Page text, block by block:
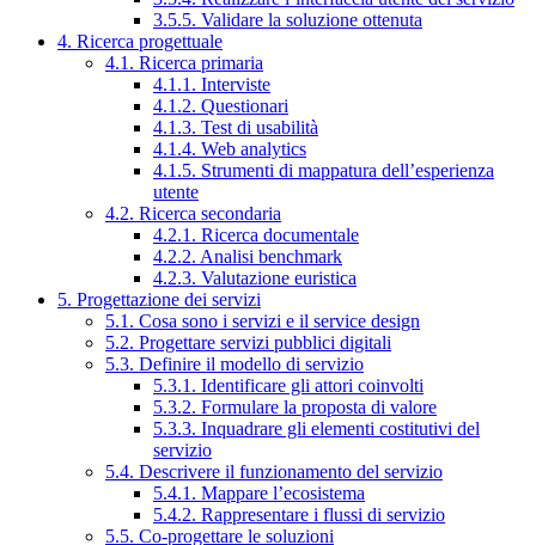
3.5.5. Validare la soluzione ottenuta
4. Ricerca progettuale
4.1. Ricerca primaria
4.1.1. Interviste
4.1.2. Questionari
4.1.3. Test di usabilità
4.1.4. Web analytics
4.1.5. Strumenti di mappatura dell’esperienza
utente
4.2. Ricerca secondaria
4.2.1. Ricerca documentale
4.2.2. Analisi benchmark
4.2.3. Valutazione euristica
5. Progettazione dei servizi
5.1. Cosa sono i servizi e il service design
5.2. Progettare servizi pubblici digitali
5.3. Definire il modello di servizio
5.3.1. Identificare gli attori coinvolti
5.3.2. Formulare la proposta di valore
5.3.3. Inquadrare gli elementi costitutivi del
servizio
5.4. Descrivere il funzionamento del servizio
5.4.1. Mappare l’ecosistema
5.4.2. Rappresentare i flussi di servizio
5.5. Co-progettare le soluzioni